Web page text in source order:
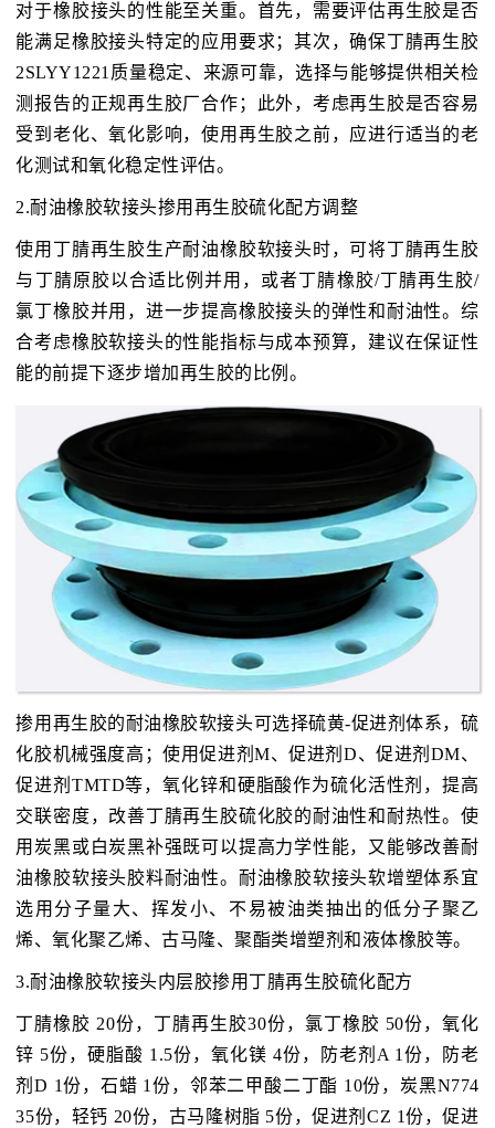
对于橡胶接头的性能至关重。首先，需要评估再生胶是否
能满足橡胶接头特定的应用要求；其次，确保丁腈再生胶
2SLYY1221质量稳定、来源可靠，选择与能够提供相关检
测报告的正规再生胶厂合作；此外，考虑再生胶是否容易
受到老化、氧化影响，使用再生胶之前，应进行适当的老
化测试和氧化稳定性评估。
2.耐油橡胶软接头掺用再生胶硫化配方调整
使用丁腈再生胶生产耐油橡胶软接头时，可将丁腈再生胶
与丁腈原胶以合适比例并用，或者丁腈橡胶/丁腈再生胶/
氯丁橡胶并用，进一步提高橡胶接头的弹性和耐油性。综
合考虑橡胶软接头的性能指标与成本预算，建议在保证性
能的前提下逐步增加再生胶的比例。
掺用再生胶的耐油橡胶软接头可选择硫黄-促进剂体系，硫
化胶机械强度高；使用促进剂M、促进剂D、促进剂DM、
促进剂TMTD等，氧化锌和硬脂酸作为硫化活性剂，提高
交联密度，改善丁腈再生胶硫化胶的耐油性和耐热性。使
用炭黑或白炭黑补强既可以提高力学性能，又能够改善耐
油橡胶软接头胶料耐油性。耐油橡胶软接头软增塑体系宜
选用分子量大、挥发小、不易被油类抽出的低分子聚乙
烯、氧化聚乙烯、古马隆、聚酯类增塑剂和液体橡胶等。
3.耐油橡胶软接头内层胶掺用丁腈再生胶硫化配方
丁腈橡胶 20份，丁腈再生胶30份，氯丁橡胶 50份，氧化
锌 5份，硬脂酸 1.5份，氧化镁 4份，防老剂A 1份，防老
剂D 1份，石蜡 1份，邻苯二甲酸二丁酯 10份，炭黑N774
35份，轻钙 20份，古马隆树脂 5份，促进剂CZ 1份，促进